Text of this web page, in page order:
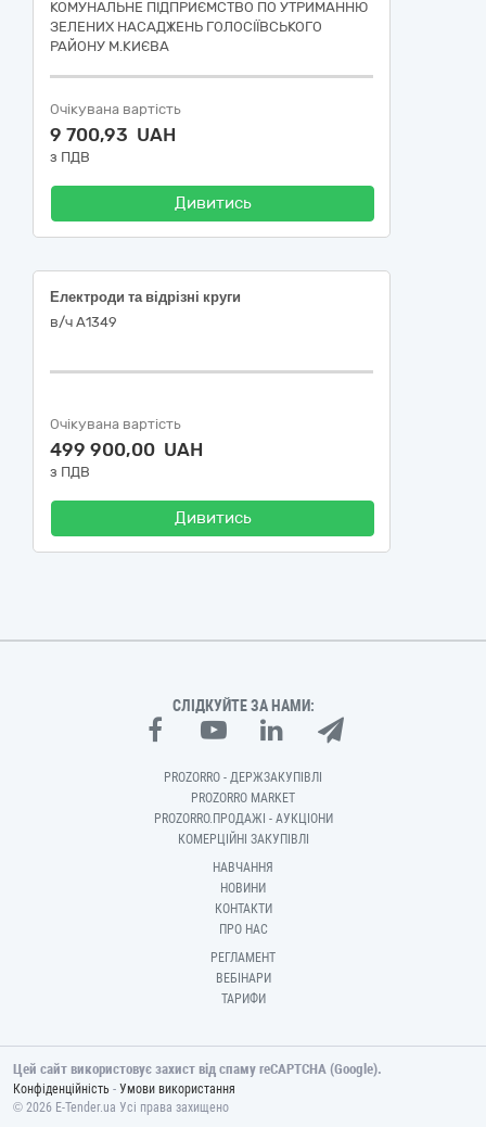
КОМУНАЛЬНЕ ПІДПРИЄМСТВО ПО УТРИМАННЮ
ЗЕЛЕНИХ НАСАДЖЕНЬ ГОЛОСІЇВСЬКОГО
РАЙОНУ М.КИЄВА
Очікувана вартість
9 700,93 UAH
з ПДВ
Дивитись
Електроди та відрізні круги
в/ч А1349
Очікувана вартість
499 900,00 UAH
з ПДВ
Дивитись
СЛІДКУЙТЕ ЗА НАМИ:
PROZORRO - ДЕРЖЗАКУПІВЛІ
PROZORRO MARKET
PROZORRO.ПРОДАЖІ - АУКЦІОНИ
КОМЕРЦІЙНІ ЗАКУПІВЛІ
НАВЧАННЯ
НОВИНИ
КОНТАКТИ
ПРО НАС
РЕГЛАМЕНТ
ВЕБІНАРИ
ТАРИФИ
Цей сайт використовує захист від спаму reCAPTCHA (Google).
Конфіденційність - Умови використання
© 2026 E-Tender.ua Усі права захищено